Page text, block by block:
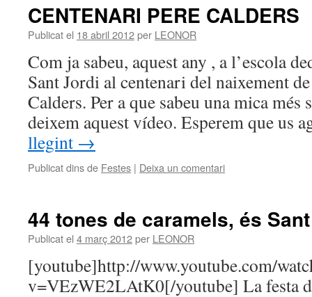
CENTENARI PERE CALDERS
Publicat el 18 abril 2012per LEONOR
Com ja sabeu, aquest any , a l’escola
Sant Jordi al centenari del naixement
Calders. Per a que sabeu una mica més
deixem aquest vídeo. Esperem que us
llegint →
Publicat dins de Festes | Deixa un comentari
44 tones de caramels, és
Publicat el 4 març 2012per LEONOR
[youtube]http://www.youtube.com/
v=VEzWE2LAtK0[/youtube] La festa